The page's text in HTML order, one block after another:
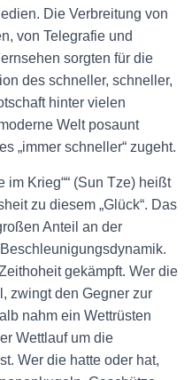
Die Verbreitung von
von Telegrafie und
sorgten für die
des schneller, schneller,
hinter vielen
Welt posaunt
„immer schneller“ zugeht.
im Krieg““ (Sun Tze) heißt
zu diesem „Glück“. Das
Anteil an der
gekämpft. Wer die
zwingt den Gegner zur
nahm ein Wettrüsten
Wettlauf um die
Wer die hatte oder hat,